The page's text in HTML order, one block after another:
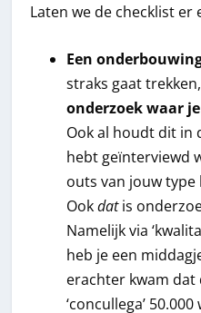
Laten we de checklist er
Een
straks gaat
onderzoek waar
Ook al houdt dit in
hebt geïnterviewd
outs van jouw
Ookdatis
Namelijk via
heb je een
erachter kwam dat
‘concullega’